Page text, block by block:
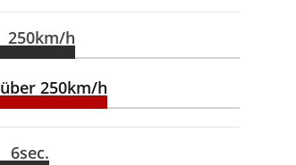
250km/h
über 250km/h
6sec.